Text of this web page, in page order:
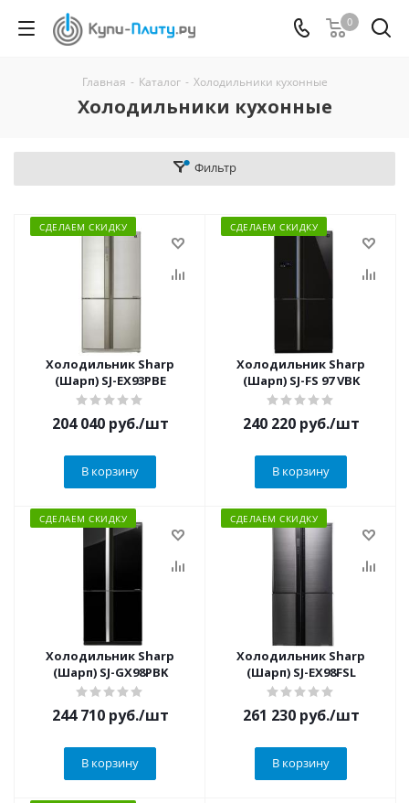
0
Главная - Каталог - Холодильники кухонные
Холодильники кухонные
Фильтр
СДЕЛАЕМ СКИДКУ
Холодильник Sharp
(Шарп) SJ-EX93PBE
204 040руб./шт
В корзину
СДЕЛАЕМ СКИДКУ
Холодильник Sharp
(Шарп) SJ-FS 97 VBK
240 220руб./шт
В корзину
СДЕЛАЕМ СКИДКУ
Холодильник Sharp
(Шарп) SJ-GX98PBK
244 710руб./шт
В корзину
СДЕЛАЕМ СКИДКУ
Холодильник Sharp
(Шарп) SJ-EX98FSL
261 230руб./шт
В корзину